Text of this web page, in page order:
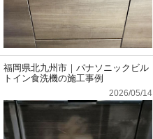
福岡県北九州市｜パナソニックビル
トイン食洗機の施工事例
2026/05/14